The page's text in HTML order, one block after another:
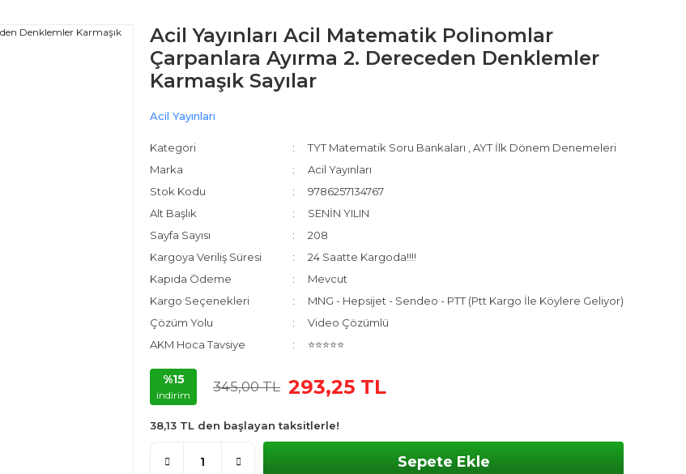
Acil Yayınları Acil Matematik Polinomlar
Çarpanlara Ayırma 2. Dereceden Denklemler
Karmaşık Sayılar
Acil Yayınları
Kategori TYT Matematik Soru Bankaları
AYT İlk Dönem Denemeleri
Marka
Acil Yayınları
Stok Kodu
9786257134767
Alt Başlık
SENİN YILIN
Sayfa Sayısı
208
Kargoya Veriliş Süresi
24 Saatte Kargoda!!!!
Kapıda Ödeme
Mevcut
Kargo Seçenekleri
MNG - Hepsijet - Sendeo - PTT (Ptt Kargo İle Köylere Geliyor)
Çözüm Yolu
Video Çözümlü
AKM Hoca Tavsiye
⭐⭐⭐⭐⭐
%15
indirim
345,00 TL 293,25 TL
38,13 TL den başlayan taksitlerle!
Sepete Ekle